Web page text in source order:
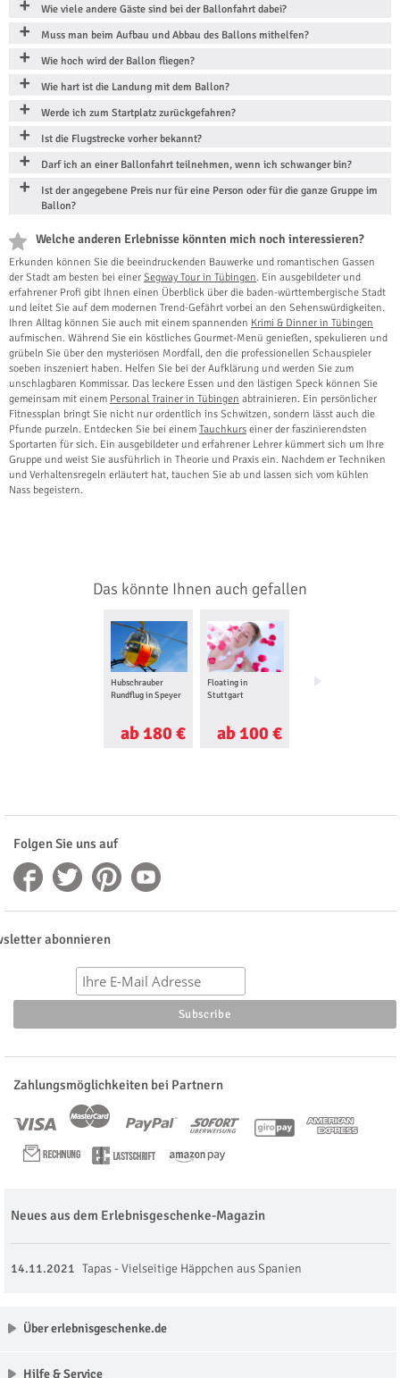
Wie viele andere Gäste sind bei der Ballonfahrt dabei?
Muss man beim Aufbau und Abbau des Ballons mithelfen?
Wie hoch wird der Ballon fliegen?
Wie hart ist die Landung mit dem Ballon?
Werde ich zum Startplatz zurückgefahren?
Ist die Flugstrecke vorher bekannt?
Darf ich an einer Ballonfahrt teilnehmen, wenn ich schwanger bin?
Ist der angegebene Preis nur für eine Person oder für die ganze Gruppe im
Ballon?
Welche anderen Erlebnisse könnten mich noch interessieren?
Erkunden können Sie die beeindruckenden Bauwerke und romantischen Gassen
der Stadt am besten bei einer Segway Tour in Tübingen. Ein ausgebildeter und
erfahrener Profi gibt Ihnen einen Überblick über die baden-württembergische Stadt
und leitet Sie auf dem modernen Trend-Gefährt vorbei an den Sehenswürdigkeiten.
Ihren Alltag können Sie auch mit einem spannenden Krimi & Dinner in Tübingen
aufmischen. Während Sie ein köstliches Gourmet-Menü genießen, spekulieren und
grübeln Sie über den mysteriösen Mordfall, den die professionellen Schauspieler
soeben inszeniert haben. Helfen Sie bei der Aufklärung und werden Sie zum
unschlagbaren Kommissar. Das leckere Essen und den lästigen Speck können Sie
gemeinsam mit einem Personal Trainer in Tübingen abtrainieren. Ein persönlicher
Fitnessplan bringt Sie nicht nur ordentlich ins Schwitzen, sondern lässt auch die
Pfunde purzeln. Entdecken Sie bei einem Tauchkurs einer der faszinierendsten
Sportarten für sich. Ein ausgebildeter und erfahrener Lehrer kümmert sich um Ihre
Gruppe und weist Sie ausführlich in Theorie und Praxis ein. Nachdem er Techniken
und Verhaltensregeln erläutert hat, tauchen Sie ab und lassen sich vom kühlen
Nass begeistern.
Das könnte Ihnen auch gefallen
Hubschrauber
Rundflug in Speyer
ab 180 €
Floating in
Stuttgart
ab 100 €
Tragschrauber
Folgen Sie uns auf
abonnieren
Zahlungsmöglichkeiten bei Partnern
Neues aus dem Erlebnisgeschenke-Magazin
14.11.2021 Tapas - Vielseitige Häppchen aus Spanien
Über erlebnisgeschenke.de
Hilfe & Service